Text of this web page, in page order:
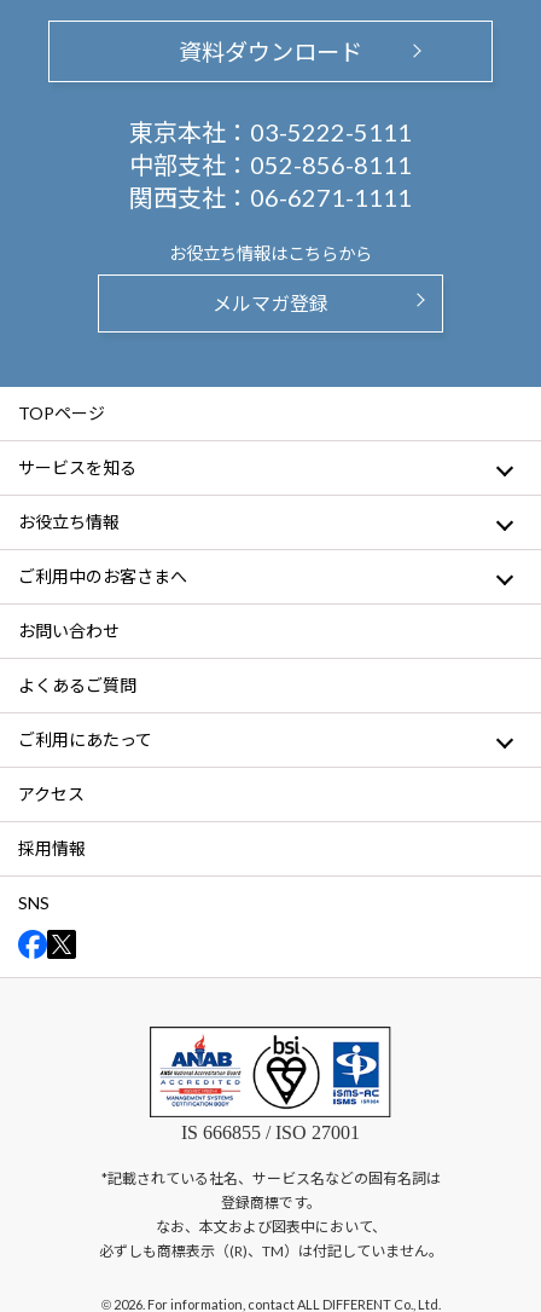
資料ダウンロード
東京本社： 03-5222-5111
中部支社： 052-856-8111
関西支社： 06-6271-1111
お役立ち情報はこちらから
メルマガ登録
TOPページ
サービスを知る
お役立ち情報
ご利用中のお客さまへ
お問い合わせ
よくあるご質問
ご利用にあたって
アクセス
採用情報
SNS
IS 666855 / ISO 27001
*記載されている社名、サービス名などの固有名詞は
登録商標です。
なお、本文および図表中において、
必ずしも商標表示（(R)、TM）は付記していません。
©2026. For information, contact ALL DIFFERENT Co., Ltd.